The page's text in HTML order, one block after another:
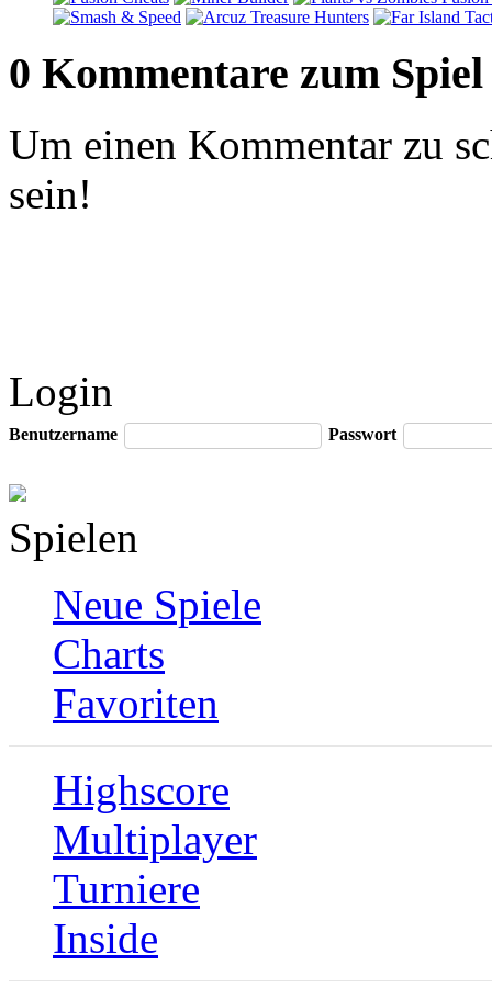
0 Kommentare zum Spiel
Um einen Kommentar zu
sein!
Login
Benutzername Passwort
Spielen
Neue Spiele
Charts
Favoriten
Highscore
Multiplayer
Turniere
Inside